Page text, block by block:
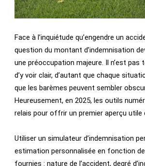
Face à l’inquiétude qu’engendre un
question du montant d’indemnisation
une préoccupation majeure. Il n’est pas
d’y voir clair, d’autant que chaque
que les barèmes peuvent sembler
Heureusement, en 2025, les outils
relais pour offrir un premier aperçu utile
Utiliser un simulateur d’indemnisation
estimation personnalisée en fonction
fournies : nature de l’accident, degré